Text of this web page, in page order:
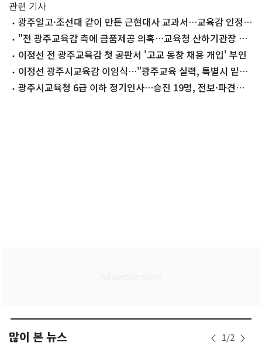
관련 기사
광주일고·조선대 같이 만든 근현대사 교과서…교육감 인정
도서 됐다
"전 광주교육감 측에 금품제공 의혹…교육청 산하기관장 교
체돼야"
이정선 전 광주교육감 첫 공판서 '고교 동창 채용 개입' 부인
이정선 광주시교육감 이임식…"광주교육 실력, 특별시 밑거
름"광주시교육청 6급 이하 정기인사…승진 19명, 전보·파견
많이 본 뉴스 1/2